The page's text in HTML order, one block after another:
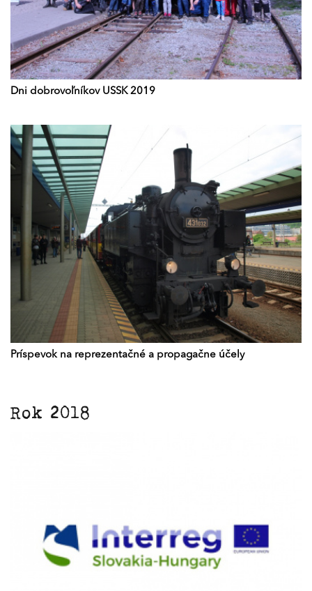
Dni dobrovoľníkov USSK 2019
Príspevok na reprezentačné a propagačne účely
Rok 2018